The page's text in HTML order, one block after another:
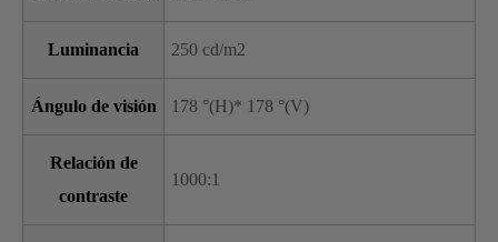
Luminancia 250 cd/m2
Ángulo de visión 178 °(H)* 178 °(V)
Relación de
contraste
1000:1